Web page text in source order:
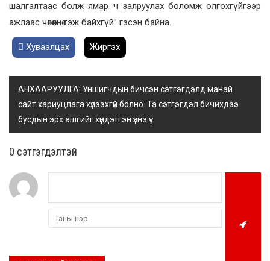
шалгалтаас болж ямар ч залруулах боломж олгохгүйгээр
ажлаас чөлөөлнө гэж байхгүй” гэсэн байна.
Хуваалцах Жиргэх
АНХААРУУЛГА: Уншигчдын бичсэн сэтгэгдэлд манай
сайт хариуцлага хүлээхгүй болно. Та сэтгэгдэл бичихдээ
бусдын эрх ашгийг хүндэтгэн үзнэ үү.
0 cэтгэгдэлтэй